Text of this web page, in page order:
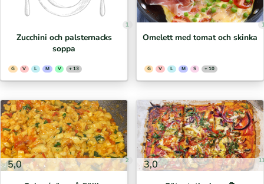
1
Zucchini och palsternacks
soppa
G V L M V + 13
Omelett med tomat och skinka
G V L M S + 10
5,0 2 3,0